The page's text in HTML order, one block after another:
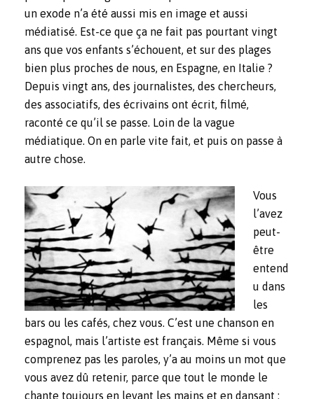
un exode n’a été aussi mis en image et aussi
médiatisé. Est-ce que ça ne fait pas pourtant vingt
ans que vos enfants s’échouent, et sur des plages
bien plus proches de nous, en Espagne, en Italie ?
Depuis vingt ans, des journalistes, des chercheurs,
des associatifs, des écrivains ont écrit, filmé,
raconté ce qu’il se passe. Loin de la vague
médiatique. On en parle vite fait, et puis on passe à
autre chose.
Vous
l’avez
peut-
être
entend
u dans
les
bars ou les cafés, chez vous. C’est une chanson en
espagnol, mais l’artiste est français. Même si vous
comprenez pas les paroles, y’a au moins un mot que
vous avez dû retenir, parce que tout le monde le
chante toujours en levant les mains et en dansant :